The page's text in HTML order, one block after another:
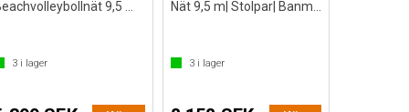
3 i lager 3i lager